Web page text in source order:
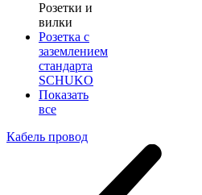
Розетки и
вилки
Розетка с
заземлением
стандарта
SCHUKO
Показать
все
Кабель провод